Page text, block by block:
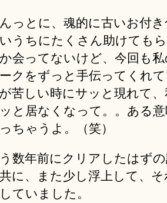
っとに、魂的に古いお付
うちにたくさん助けても
会ってないけど、今回も
クをずっと手伝ってくれて
苦しい時にサッと現れて
と居なくなって。。ある
ちゃうよ。（笑）
数年前にクリアしたはず
に、また少し浮上して、
ていました。